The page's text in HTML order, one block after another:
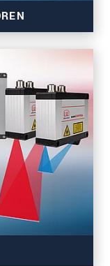
en